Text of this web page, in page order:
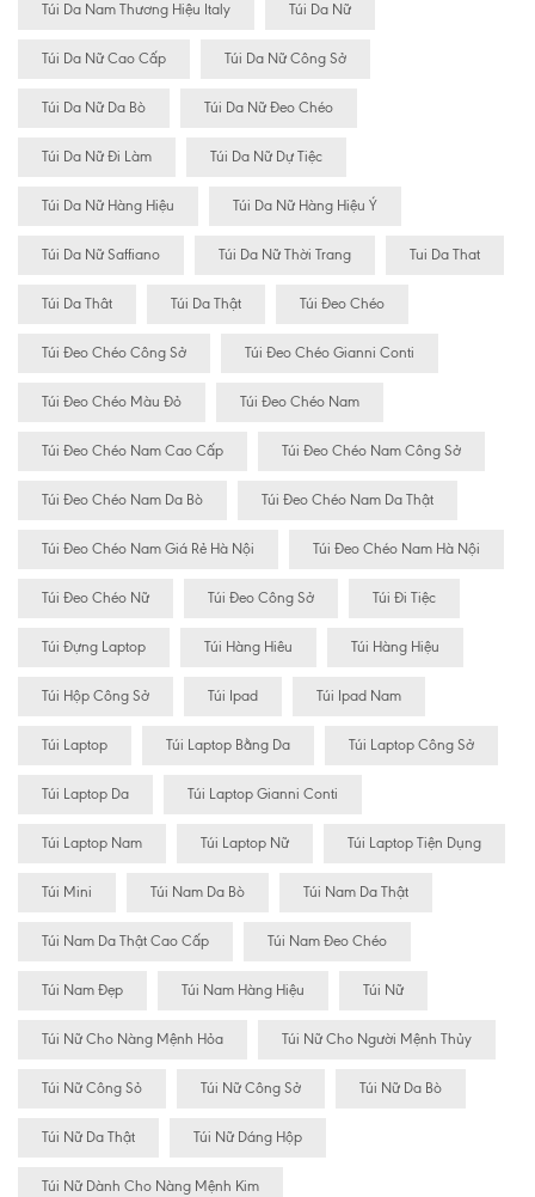
Túi Da Nam Thương Hiệu Italy Túi Da Nữ
Túi Da Nữ Cao Cấp Túi Da Nữ Công Sở
Túi Da Nữ Da Bò Túi Da Nữ Đeo Chéo
Túi Da Nữ Đi Làm Túi Da Nữ Dự Tiệc
Túi Da Nữ Hàng Hiệu Túi Da Nữ Hàng Hiệu Ý
Túi Da Nữ Saffiano Túi Da Nữ Thời Trang Tui Da That
Túi Da Thât Túi Da Thật Túi Đeo Chéo
Túi Đeo Chéo Công Sở Túi Đeo Chéo Gianni Conti
Túi Đeo Chéo Màu Đỏ Túi Đeo Chéo Nam
Túi Đeo Chéo Nam Cao Cấp Túi Đeo Chéo Nam Công Sở
Túi Đeo Chéo Nam Da Bò Túi Đeo Chéo Nam Da Thật
Túi Đeo Chéo Nam Giá Rẻ Hà Nội Túi Đeo Chéo Nam Hà Nội
Túi Đeo Chéo Nữ Túi Đeo Công Sở Túi Đi Tiệc
Túi Đựng Laptop Túi Hàng Hiêu Túi Hàng Hiệu
Túi Hộp Công Sở Túi Ipad Túi Ipad Nam
Túi Laptop Túi Laptop Bằng Da Túi Laptop Công Sở
Túi Laptop Da Túi Laptop Gianni Conti
Túi Laptop Nam Túi Laptop Nữ Túi Laptop Tiện Dụng
Túi Mini Túi Nam Da Bò Túi Nam Da Thật
Túi Nam Da Thật Cao Cấp Túi Nam Đeo Chéo
Túi Nam Đẹp Túi Nam Hàng Hiệu Túi Nữ
Túi Nữ Cho Nàng Mệnh Hỏa Túi Nữ Cho Người Mệnh Thủy
Túi Nữ Công Sỏ Túi Nữ Công Sở Túi Nữ Da Bò
Túi Nữ Da Thật Túi Nữ Dáng Hộp
Túi Nữ Dành Cho Nàng Mệnh Kim